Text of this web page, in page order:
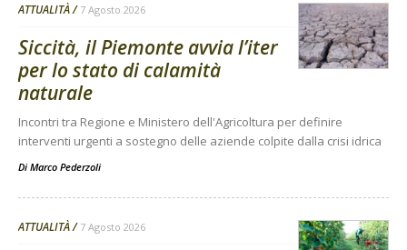
ATTUALITÀ 7 Agosto 2026
Siccità, il Piemonte avvia l’iter
per lo stato di calamità
naturale
Incontri tra Regione e Ministero dell'Agricoltura per definire
interventi urgenti a sostegno delle aziende colpite dalla crisi idrica
Di Marco Pederzoli
ATTUALITÀ 7 Agosto 2026